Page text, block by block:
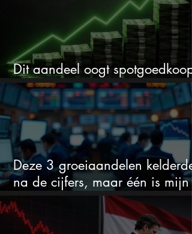
Dit aandeel oogt spotgoedkoop
voor hoeveel het kan stijgen
Deze 3 groeiaandelen
na de cijfers, maar één is mijn
duidelijke favoriet